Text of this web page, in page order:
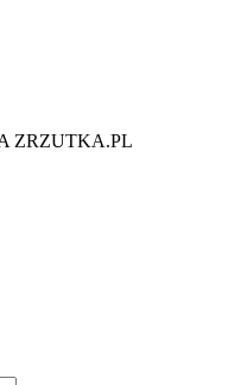
ZRZUTKA.PL